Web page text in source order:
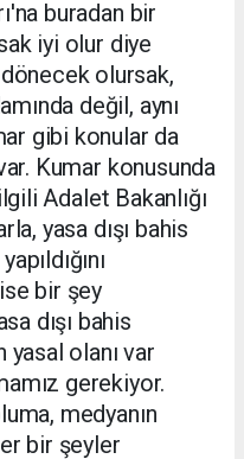
buradan bir
iyi olur diye
olursak,
değil, aynı
gibi konular da
Kumar konusunda
Adalet Bakanlığı
yasa dışı bahis
bir şey
dışı bahis
olanı var
gerekiyor.
medyanın
bir şeyler